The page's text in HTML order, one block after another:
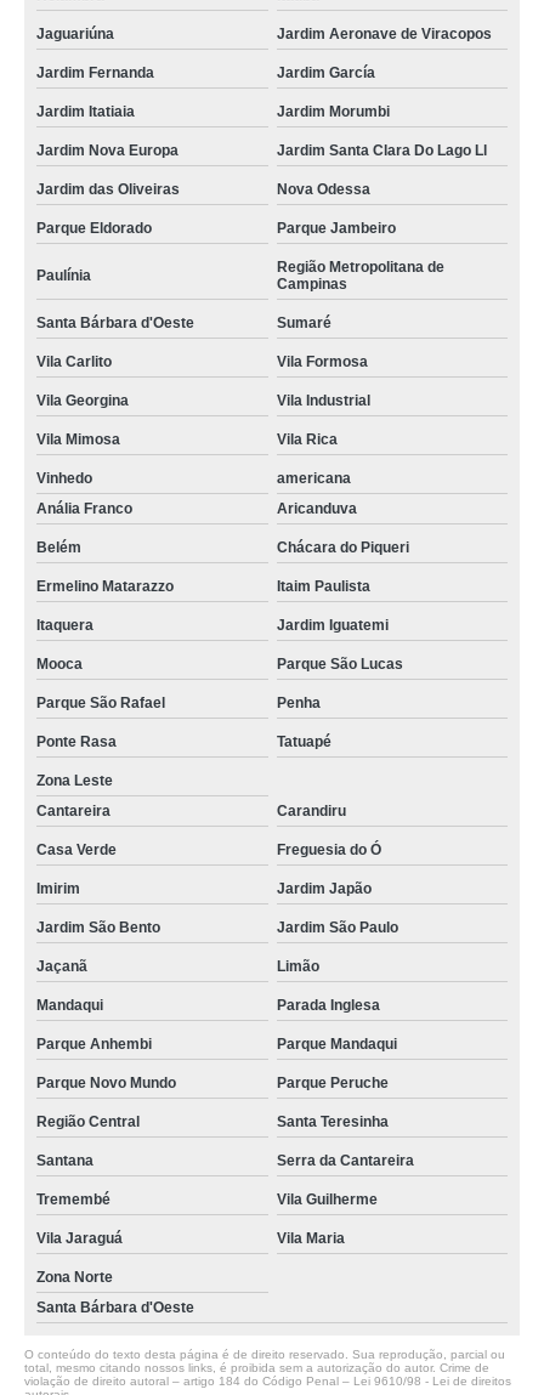
Jaguariúna Jardim Aeronave de Viracopos
Jardim Fernanda Jardim García
Jardim Itatiaia Jardim Morumbi
Jardim Nova Europa Jardim Santa Clara Do Lago Ll
Jardim das Oliveiras Nova Odessa
Parque Eldorado Parque Jambeiro
Paulínia
Região Metropolitana de
Campinas
Santa Bárbara d'Oeste Sumaré
Vila Carlito Vila Formosa
Vila Georgina Vila Industrial
Vila Mimosa Vila Rica
Vinhedo
americana
Anália Franco
Aricanduva
Belém Chácara do Piqueri
Ermelino Matarazzo Itaim Paulista
Itaquera Jardim Iguatemi
Mooca Parque São Lucas
Parque São Rafael Penha
Ponte Rasa Tatuapé
Zona Leste
Cantareira
Carandiru
Casa Verde Freguesia do Ó
Imirim Jardim Japão
Jardim São Bento Jardim São Paulo
Jaçanã Limão
Mandaqui Parada Inglesa
Parque Anhembi Parque Mandaqui
Parque Novo Mundo Parque Peruche
Região Central Santa Teresinha
Santana Serra da Cantareira
Tremembé Vila Guilherme
Vila Jaraguá Vila Maria
Zona Norte
Santa Bárbara d'Oeste
O conteúdo do texto desta página é de direito reservado. Sua reprodução, parcial ou
total, mesmo citando nossos links, é proibida sem a autorização do autor. Crime de
violação de direito autoral – artigo 184 do Código Penal – Lei 9610/98 - Lei de direitos